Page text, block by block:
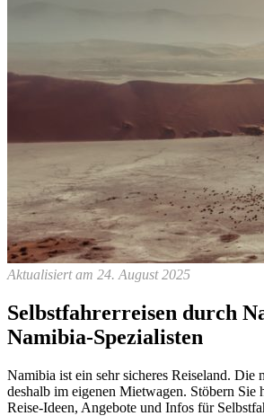
Aktualisiert am 24. August 2025
Selbstfahrerreisen durch
Namibia-Spezialisten
Namibia ist ein sehr sicheres Reiseland. Die
deshalb im eigenen Mietwagen. Stöbern Sie
Reise-Ideen, Angebote und Infos für